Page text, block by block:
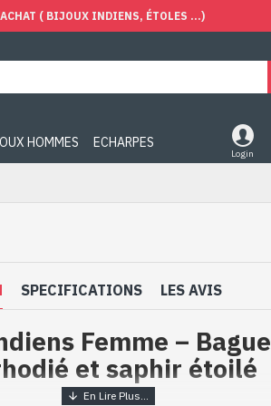
( BIJOUX INDIENS, ÉTOLES ...)
HOMMES ECHARPES
Login
SPECIFICATIONS LES AVIS
Femme – Bague
et saphir étoilé